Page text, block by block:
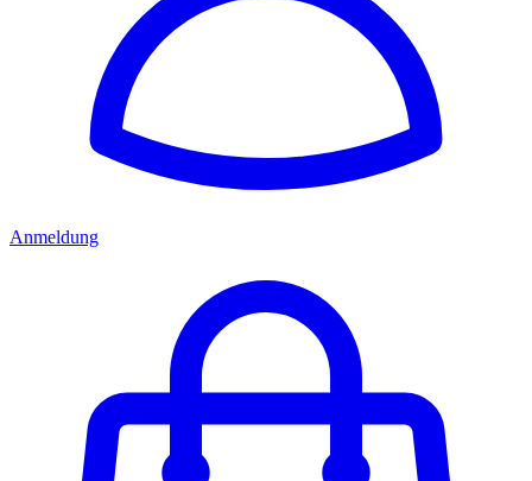
Anmeldung